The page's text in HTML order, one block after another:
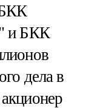
и БКК
дела в